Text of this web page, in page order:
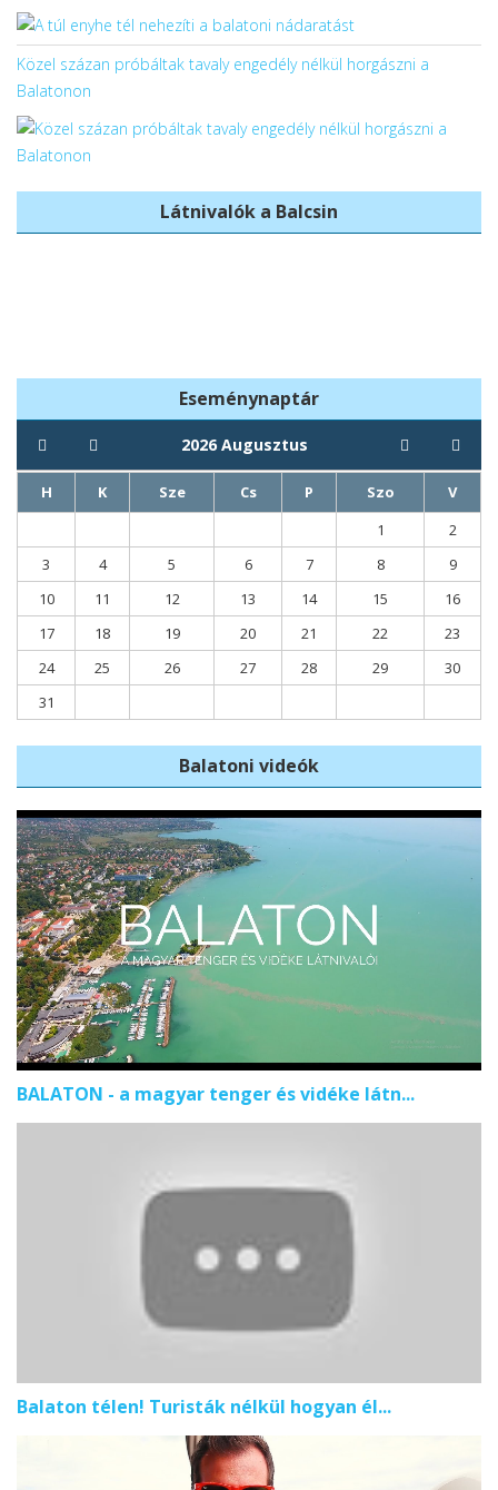
Közel százan próbáltak tavaly engedély nélkül horgászni a
Balatonon
Látnivalók a Balcsin
Eseménynaptár
2026 Augusztus
H K Sze Cs P Szo
V
1
2
3
4 5 6 7 8
9
10
11 12 13 14 15
16
17
18 19 20 21 22
23
24
25 26 27 28 29
30
31
Balatoni videók
BALATON - a magyar tenger és vidéke látn...
Balaton télen! Turisták nélkül hogyan él...